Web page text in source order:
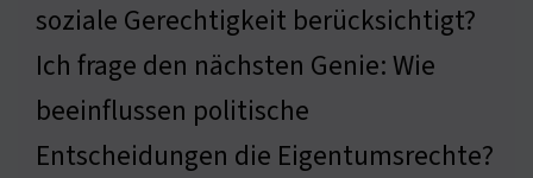
soziale Gerechtigkeit berücksichtigt?
Ich frage den nächsten Genie: Wie
beeinflussen politische
Entscheidungen die Eigentumsrechte?